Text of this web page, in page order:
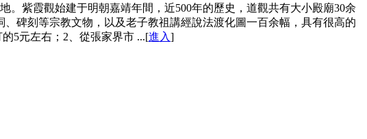
紫霞觀始建于明朝嘉靖年間，近500年的歷史，道觀共有大小殿廟30余
碑刻等宗教文物，以及老子教祖講經說法渡化圖一百余幅，具有很高的
5元左右；2、從張家界市 ...[進入]